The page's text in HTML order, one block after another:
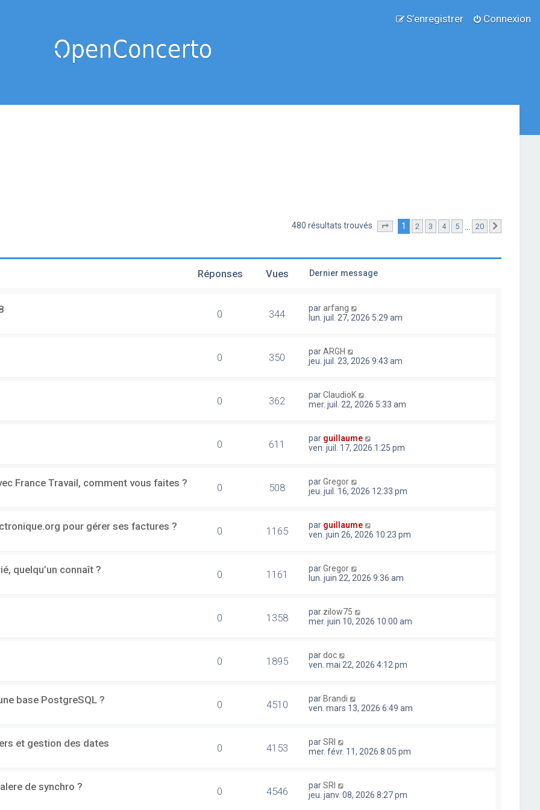
Connexion
S’enregistrer
480 résultats trouvés Page sur 20
1 2 3 4 5 20
Réponses Vues Dernier message
0 344 pararfang
lun. juil. 27, 2026 5:29 am
0 350 parARGH
jeu. juil. 23, 2026 9:43 am
0 362 parClaudioK
mer. juil. 22, 2026 5:33 am
0 611 par guillaume
ven. juil. 17, 2026 1:25 pm
France Travail, comment vous faites ? 0 508 parGregor
jeu. juil. 16, 2026 12:33 pm
pour gérer ses factures ? 0 1165 par guillaume
ven. juin 26, 2026 10:23 pm
quelqu’un connaît ? 0 1161 parGregor
lun. juin 22, 2026 9:36 am
0 1358 par zilow75
mer. juin 10, 2026 10:00 am
0 1895 pardoc
ven. mai 22, 2026 4:12 pm
base PostgreSQL ? 0 4510 par Brandi
ven. mars 13, 2026 6:49 am
et gestion des dates 0 4153 parSRI
mer. févr. 11, 2026 8:05 pm
de synchro ? 0 4546 parSRI
jeu. janv. 08, 2026 8:27 pm